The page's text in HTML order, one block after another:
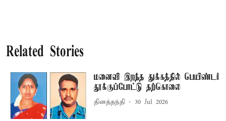
Related Stories
மனைவி இறந்த துக்கத்தில் பெயிண்டர்
தூக்குப்போட்டு தற்கொலை
தினத்தந்தி 30 Jul 2026